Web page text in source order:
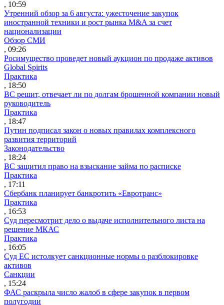
, 10:59
Утренний обзор за 6 августа: ужесточение закупок
иностранной техники и рост рынка M&A за счет
национализации
Обзор СМИ
, 09:26
Росимущество проведет новый аукцион по продаже активов
Global Spirits
Практика
, 18:50
ВС решит, отвечает ли по долгам брошенной компании новый
руководитель
Практика
, 18:47
Путин подписал закон о новых правилах комплексного
развития территорий
Законодательство
, 18:24
ВС защитил право на взыскание займа по расписке
Практика
, 17:11
Сбербанк планирует банкротить «Евротранс»
Практика
, 16:53
Суд пересмотрит дело о выдаче исполнительного листа на
решение МКАС
Практика
, 16:05
Суд ЕС истолкует санкционные нормы о разблокировке
активов
Санкции
, 15:24
ФАС раскрыла число жалоб в сфере закупок в первом
полугодии